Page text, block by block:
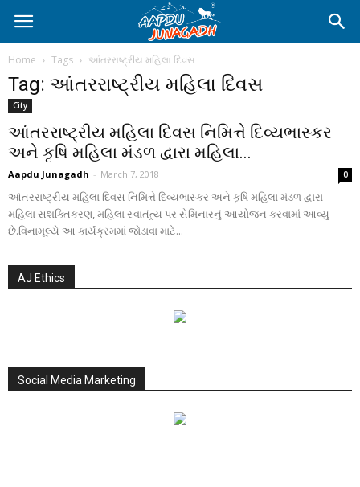
Home Tags આંતરરાષ્ટ્રીય મહિલા દિવસ
Tag: આંતરરાષ્ટ્રીય મહિલા દિવસ
City
આંતરરાષ્ટ્રીય મહિલા દિવસ નિમિત્તે દિવ્યભાસ્કર
અને કૃષિ મહિલા મંડળ દ્વારા મહિલા...
Aapdu Junagadh - March 7, 2018 0
આંતરરાષ્ટ્રીય મહિલા દિવસ નિમિત્તે દિવ્યભાસ્કર અને કૃષિ મહિલા મંડળ દ્વારા
મહિલા સશક્તિકરણ, મહિલા સ્વાતંત્ર્ય પર સેમિનારનું આયોજન કરવામાં આવ્યુ
છે.વિનામૂલ્યે આ કાર્યક્રમમાં જોડાવા માટે...
AJ Ethics
Social Media Marketing